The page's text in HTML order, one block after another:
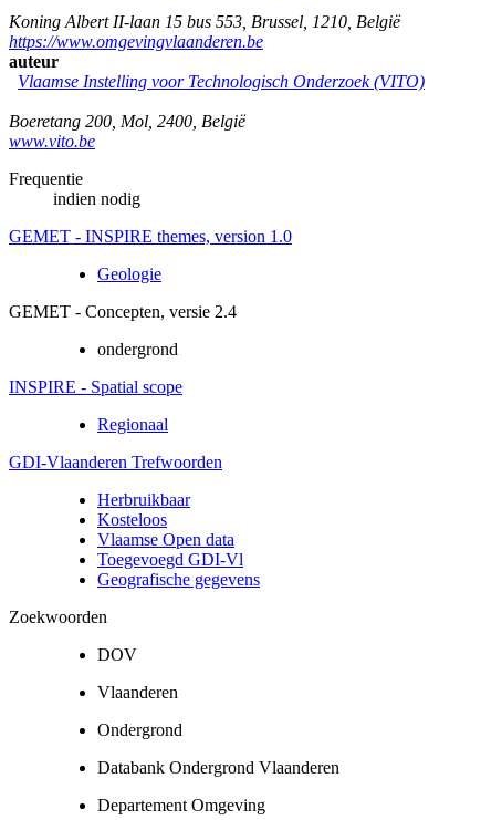
Koning Albert II-laan 15 bus 553 Brussel 1210 België
https://www.omgevingvlaanderen.be
auteur
Vlaamse Instelling voor Technologisch Onderzoek (VITO)
Boeretang 200 Mol 2400 België
www.vito.be
Frequentie
indien nodig
GEMET - INSPIRE themes, version 1.0
Geologie
GEMET - Concepten, versie 2.4
ondergrond
INSPIRE - Spatial scope
Regionaal
GDI-Vlaanderen Trefwoorden
Herbruikbaar
Kosteloos
Vlaamse Open data
Toegevoegd GDI-Vl
Geografische gegevens
Zoekwoorden
DOV
Vlaanderen
Ondergrond
Databank Ondergrond Vlaanderen
Departement Omgeving